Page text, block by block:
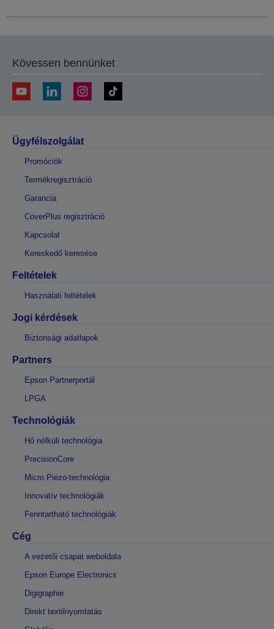
Kövessen bennünket
Ügyfélszolgálat
Promóciók
Termékregisztráció
Garancia
CoverPlus regisztráció
Kapcsolat
Kereskedő keresése
Feltételek
Használati feltételek
Jogi kérdések
Biztonsági adatlapok
Partners
Epson Partnerportál
LPGA
Technológiák
Hő nélküli technológia
PrecisionCore
Micro Piezo-technológia
Innovatív technológiák
Fenntartható technológiák
Cég
A vezetői csapat weboldala
Epson Europe Electronics
Digigraphie
Direkt textilnyomtatás